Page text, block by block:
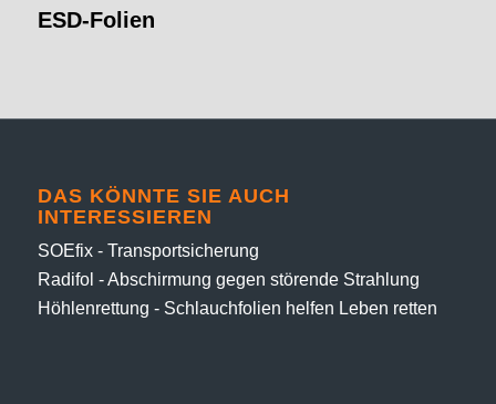
ESD-Folien
DAS KÖNNTE SIE AUCH
INTERESSIEREN
SOEfix - Transportsicherung
Radifol - Abschirmung gegen störende Strahlung
Höhlenrettung - Schlauchfolien helfen Leben retten